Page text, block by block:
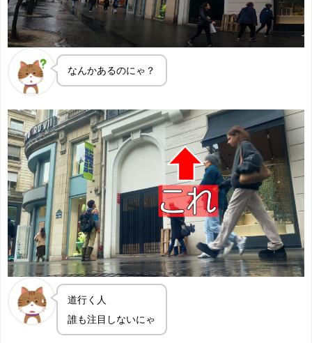
なんかあるのにゃ？
道行く人
誰も注目しないにゃ